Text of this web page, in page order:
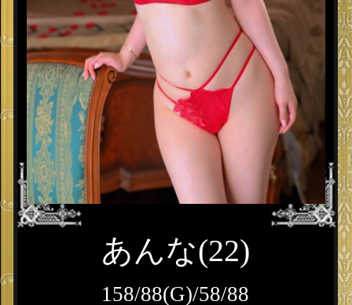
あんな(22)
158/88(G)/58/88